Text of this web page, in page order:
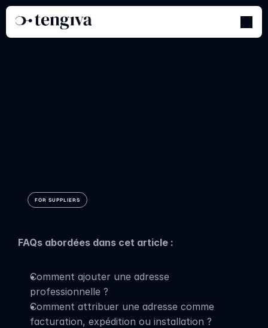
FOR SUPPLIERS
FAQs abordées dans cet article :
Comment ajouter une adresse
professionnelle ?
Comment attribuer une adresse comme
facturation, expédition ou installation ?